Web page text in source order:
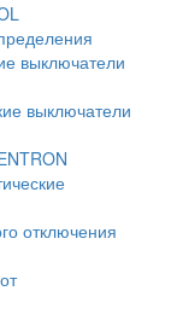
выключатели
выключатели
отключения